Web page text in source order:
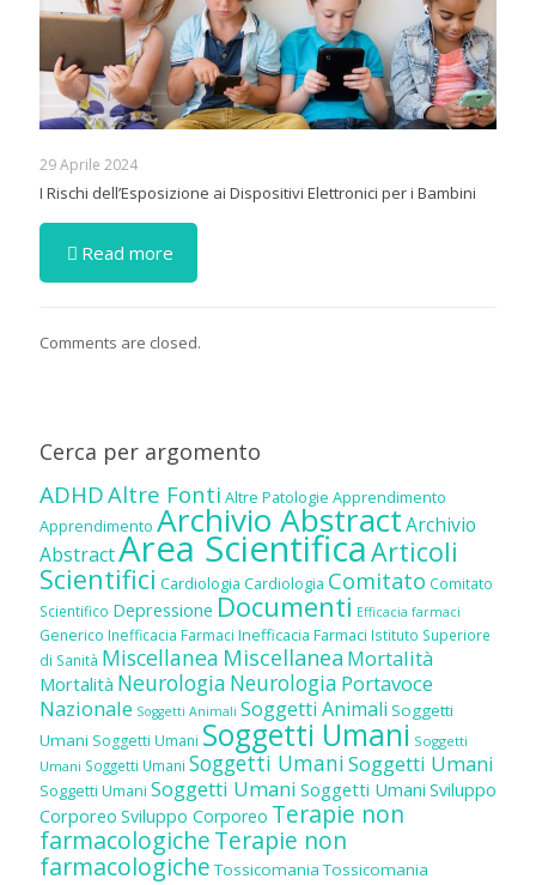
29 Aprile 2024
I Rischi dell’Esposizione ai Dispositivi Elettronici per i Bambini
Read more
Comments are closed.
Cerca per argomento
ADHDAltre Fonti Altre Patologie Apprendimento
Apprendimento Archivio AbstractArchivio
AbstractArea ScientificaArticoli
Scientifici Cardiologia Cardiologia Comitato Comitato
Scientifico Depressione Documenti Efficacia farmaci
Generico Inefficacia Farmaci Inefficacia Farmaci Istituto Superiore
di Sanità Miscellanea Miscellanea Mortalità
Mortalità Neurologia Neurologia Portavoce
Nazionale Soggetti Animali Soggetti Animali Soggetti
Umani Soggetti Umani Soggetti Umani Soggetti
Umani Soggetti Umani Soggetti UmaniSoggetti Umani
Soggetti Umani Soggetti Umani Soggetti Umani Sviluppo
Corporeo Sviluppo Corporeo Terapie non
farmacologicheTerapie non
farmacologiche Tossicomania Tossicomania